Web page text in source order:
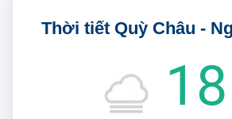
Thời tiết Quỳ Châu -